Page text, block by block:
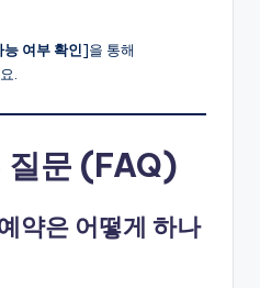
여부 확인]을 통해
.
질문 (FAQ)
약은 어떻게 하나